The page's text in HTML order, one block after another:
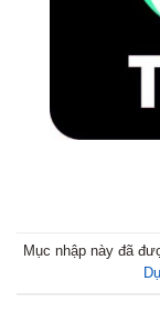
Mục nhập này đã